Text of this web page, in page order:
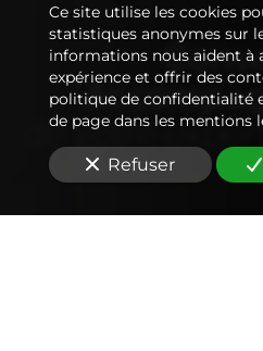
de votre
Ce site utilise les cookies
statistiques anonymes sur
informations nous aident à
expérience et offrir des
politique de confidentialité
de page dans les mentions
Refuser